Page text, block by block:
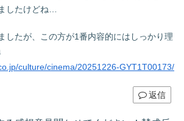
したけどね…
したが、この方が1番内容的にはしっかり理
culture/cinema/20251226-GYT1T00173/
返信